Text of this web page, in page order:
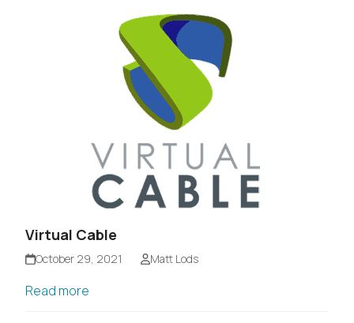
Virtual Cable
October 29, 2021 Matt Lods
Read more